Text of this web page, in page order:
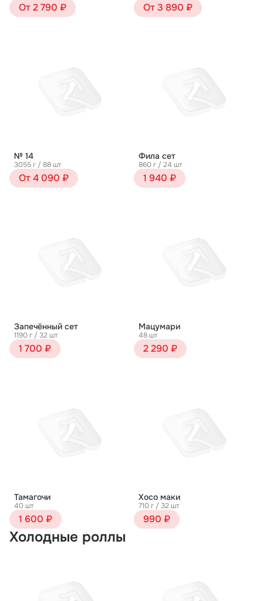
От 2 790 ₽ От 3 890 ₽
№ 14
3055 г / 88 шт
От 4 090 ₽
Фила сет
860 г / 24 шт
1 940 ₽
Запечённый сет
1190 г / 32 шт
1 700 ₽
Мацумари
48 шт
2 290 ₽
Тамагочи
40 шт
1 600 ₽
Хосо маки
710 г / 32 шт
990 ₽
Холодные роллы